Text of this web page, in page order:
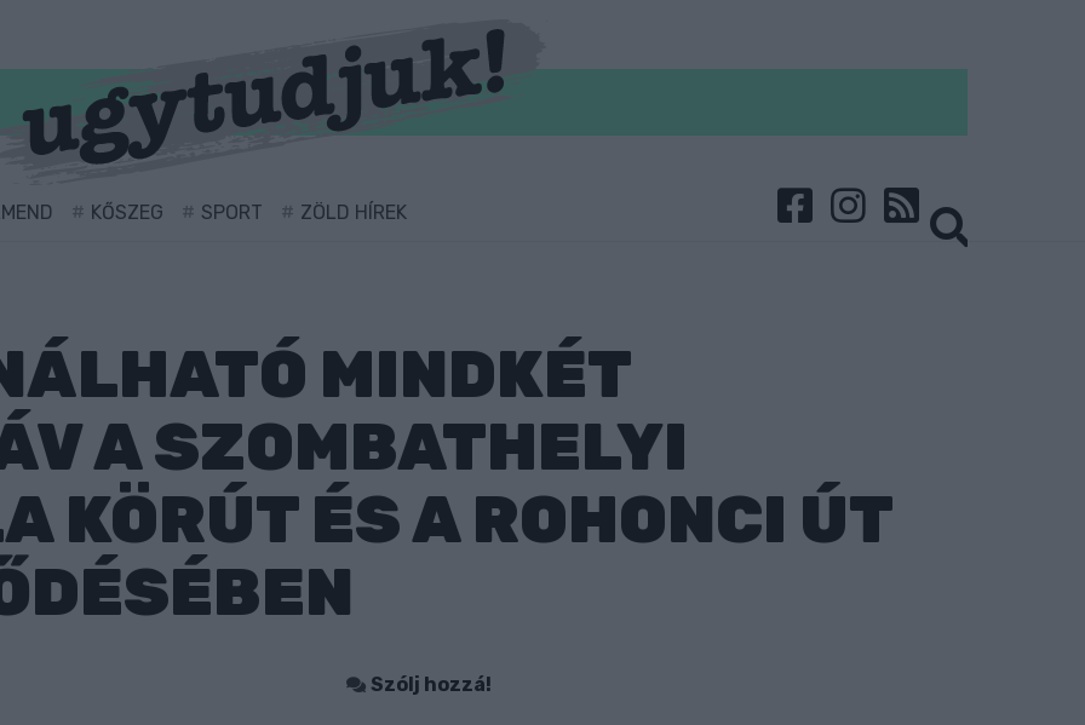
KŐSZEG SPORT ZÖLD HÍREK
MINDKÉT
A SZOMBATHELYI
KÖRÚT ÉS A ROHONCI ÚT
Szólj hozzá!